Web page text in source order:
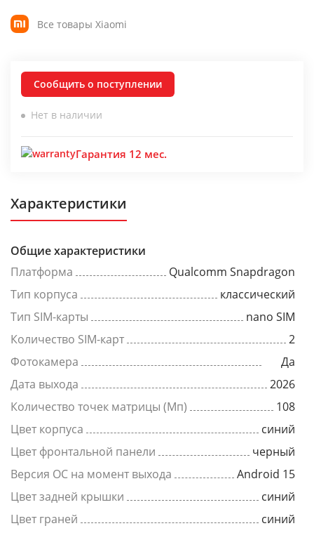
Все товары Xiaomi
Сообщить о поступлении
Нет в наличии
Гарантия 12 мес.
Характеристики
Общие характеристики
Платформа
Qualcomm Snapdragon
Тип корпуса
классический
Тип SIM-карты
nano SIM
Количество SIM-карт
2
Фотокамера
Да
Дата выхода
2026
Количество точек матрицы (Мп)
108
Цвет корпуса
синий
Цвет фронтальной панели
черный
Версия ОС на момент выхода
Android 15
Цвет задней крышки
синий
Цвет граней
синий